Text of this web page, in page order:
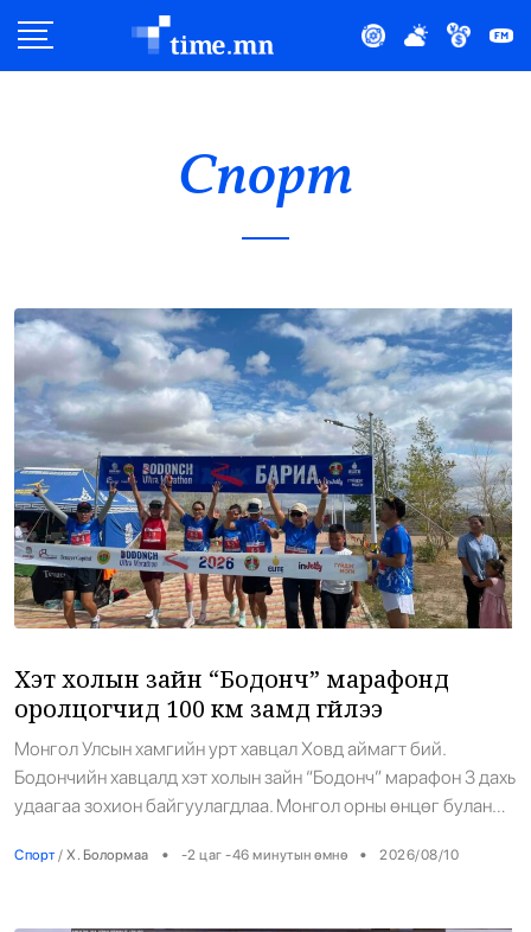
Эдийн Засаг
Нийтлэлчийн Булан
Эрүүл Мэнд
Орон Нутаг
Спорт
Энтертайнмент
Эрэн Сурвалжилга
Спорт
Хэт холын зайн “Бодонч” марафонд
оролцогчид 100 км замд гүйлээ
Монгол Улсын хамгийн урт хавцал Ховд аймагт бий.
Бодончийн хавцалд хэт холын зайн “Бодонч” марафон 3 дахь
удаагаа зохион байгуулагдлаа. Монгол орны өнцөг булан
Алтай сум хүртэлх 100 км зайд хурд хүч, тэсвэр хатуужлаа
Спорт/ Х. Болормаа • -2 цаг -46 минутын өмнө • 2026/08/10